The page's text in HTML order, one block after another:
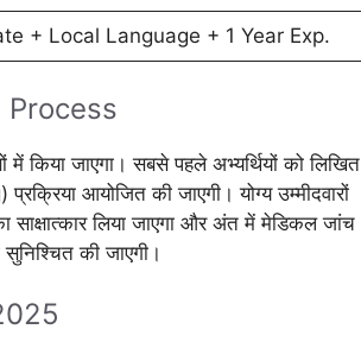
+ Local Language + 1 Year Exp.
Process
किया जाएगा। सबसे पहले अभ्यर्थियों को लिखित
आयोजित की जाएगी। योग्य उम्मीदवारों
साक्षात्कार लिया जाएगा और अंत में मेडिकल जांच
की जाएगी।